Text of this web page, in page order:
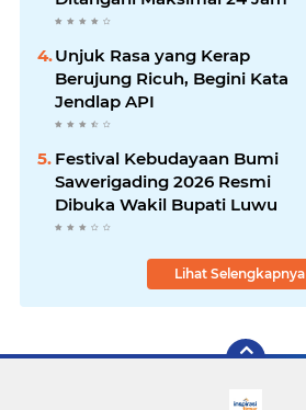
Unjuk Rasa yang Kerap
Berujung Ricuh, Begini Kata
Jendlap API
Festival Kebudayaan Bumi
Sawerigading 2026 Resmi
Dibuka Wakil Bupati Luwu
Lihat Selengkapnya